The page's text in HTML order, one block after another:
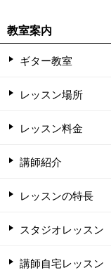
教室案内
ギター教室
レッスン場所
レッスン料金
講師紹介
レッスンの特長
スタジオレッスン
講師自宅レッスン